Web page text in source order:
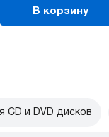
В корзину
и DVD дисков